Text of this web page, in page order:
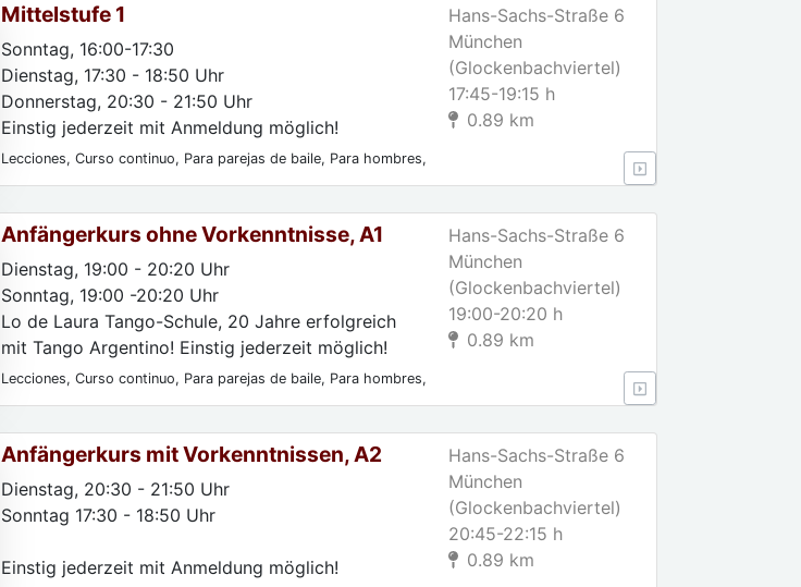
Mittelstufe 1
Sonntag, 16:00-17:30
Dienstag, 17:30 - 18:50 Uhr
Donnerstag, 20:30 - 21:50 Uhr
Einstig jederzeit mit Anmeldung möglich!
Lecciones, Curso continuo, Para parejas de baile, Para hombres,
Hans-Sachs-Straße 6
München
(Glockenbachviertel)
17:45-19:15 h
0.89 km
Anfängerkurs ohne Vorkenntnisse, A1
Dienstag, 19:00 - 20:20 Uhr
Sonntag, 19:00 -20:20 Uhr
Lo de Laura Tango-Schule, 20 Jahre erfolgreich
mit Tango Argentino! Einstig jederzeit möglich!
Lecciones, Curso continuo, Para parejas de baile, Para hombres,
Hans-Sachs-Straße 6
München
(Glockenbachviertel)
19:00-20:20 h
0.89 km
Anfängerkurs mit Vorkenntnissen, A2
Dienstag, 20:30 - 21:50 Uhr
Sonntag 17:30 - 18:50 Uhr
Einstig jederzeit mit Anmeldung möglich!
Hans-Sachs-Straße 6
München
(Glockenbachviertel)
20:45-22:15 h
0.89 km